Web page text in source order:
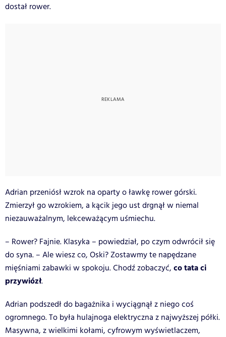
dostał rower.
Adrian przeniósł wzrok na oparty o ławkę rower górski.
Zmierzył go wzrokiem, a kącik jego ust drgnął w niemal
niezauważalnym, lekceważącym uśmiechu.
– Rower? Fajnie. Klasyka – powiedział, po czym odwrócił się
do syna. – Ale wiesz co, Oski? Zostawmy te napędzane
mięśniami zabawki w spokoju. Chodź zobaczyć, co tata ci
przywiózł.
Adrian podszedł do bagażnika i wyciągnął z niego coś
ogromnego. To była hulajnoga elektryczna z najwyższej półki.
Masywna, z wielkimi kołami, cyfrowym wyświetlaczem,